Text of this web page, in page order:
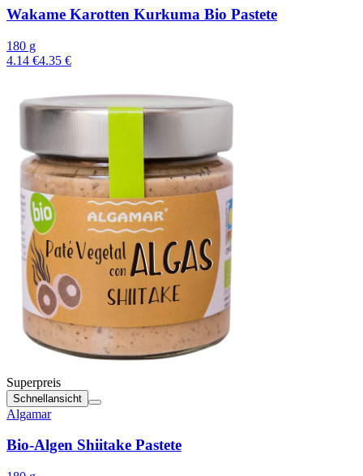
Wakame Karotten Kurkuma Bio Pastete
180 g
4.14 €4.35 €
Superpreis
Schnellansicht
Algamar
Bio-Algen Shiitake Pastete